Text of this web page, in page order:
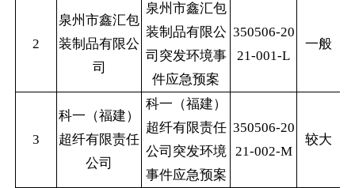
2
泉州市鑫汇包
装制品有限公
司
泉州市鑫汇包
装制品有限公
司突发环境事
件应急预案
350506-20
21-001-L
一般
3
科一（福建）
超纤有限责任
公司
科一（福建）
超纤有限责任
公司突发环境
事件应急预案
350506-20
21-002-M
较大